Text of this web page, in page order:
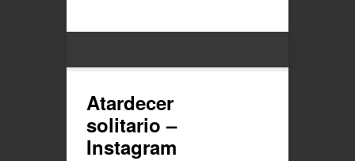
Atardecer
solitario –
Instagram